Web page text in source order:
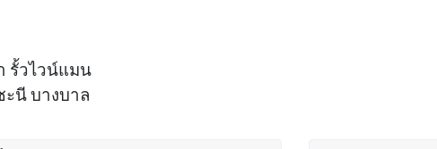
รั้วไวน์แมน
ะนี บางบาล